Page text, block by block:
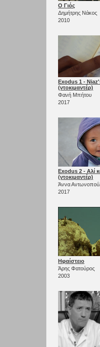
Ο Γιός
Δημήτρης Νάκος
2010
Exodus 1 -
(ντοκιμαντέρ)
Φανή Μπήτου
2017
Exodus 2 - Αλί
(ντοκιμαντέρ)
Άννα
2017
Ηφαίστειο
Άρης Φατούρος
2003